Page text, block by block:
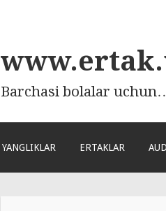
Barchasi bolalar
СОДЕРЖАНИЮ
YANGLIKLAR ERTAKLAR